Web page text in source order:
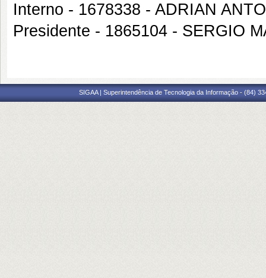
Interno - 1678338 - ADRIAN
Presidente - 1865104 - SERGIO
SIGAA | Superintendência de Tecnologia da Informação - (84)